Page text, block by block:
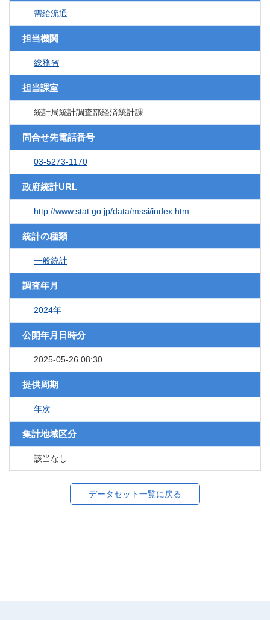
需給流通
担当機関
総務省
担当課室
統計局統計調査部経済統計課
問合せ先電話番号
03-5273-1170
政府統計URL
http://www.stat.go.jp/data/mssi/index.htm
統計の種類
一般統計
調査年月
2024年
公開年月日時分
2025-05-26 08:30
提供周期
年次
集計地域区分
該当なし
データセット一覧に戻る